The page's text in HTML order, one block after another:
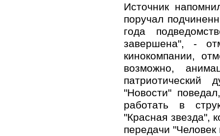
Источник
поручал
года
завершена", -
кинокомпании,
возможно,
"Новости"
работать в
"Красная звезда",
передачи